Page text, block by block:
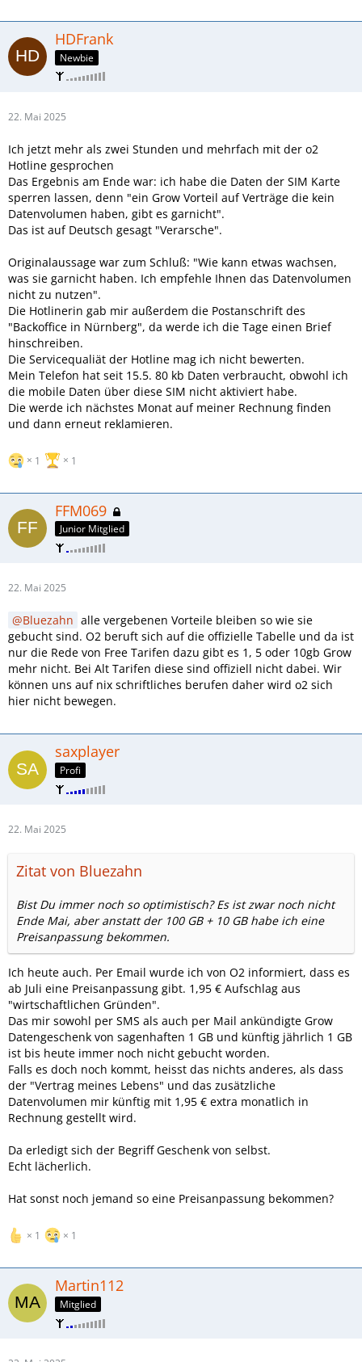
HDFrank
Newbie
22. Mai 2025
Ich jetzt mehr als zwei Stunden und mehrfach mit der o2
Hotline gesprochen
Das Ergebnis am Ende war: ich habe die Daten der SIM Karte
sperren lassen, denn "ein Grow Vorteil auf Verträge die kein
Datenvolumen haben, gibt es garnicht".
Das ist auf Deutsch gesagt "Verarsche".
Originalaussage war zum Schluß: "Wie kann etwas wachsen,
was sie garnicht haben. Ich empfehle Ihnen das Datenvolumen
nicht zu nutzen".
Die Hotlinerin gab mir außerdem die Postanschrift des
"Backoffice in Nürnberg", da werde ich die Tage einen Brief
hinschreiben.
Die Servicequaliät der Hotline mag ich nicht bewerten.
Mein Telefon hat seit 15.5. 80 kb Daten verbraucht, obwohl ich
die mobile Daten über diese SIM nicht aktiviert habe.
Die werde ich nächstes Monat auf meiner Rechnung finden
und dann erneut reklamieren.
1 1
FFM069
Junior Mitglied
22. Mai 2025
Bluezahn alle vergebenen Vorteile bleiben so wie sie
gebucht sind. O2 beruft sich auf die offizielle Tabelle und da ist
nur die Rede von Free Tarifen dazu gibt es 1, 5 oder 10gb Grow
mehr nicht. Bei Alt Tarifen diese sind offiziell nicht dabei. Wir
können uns auf nix schriftliches berufen daher wird o2 sich
hier nicht bewegen.
saxplayer
Profi
22. Mai 2025
Zitat von Bluezahn
Bist Du immer noch so optimistisch? Es ist zwar noch nicht
Ende Mai, aber anstatt der 100 GB + 10 GB habe ich eine
Preisanpassung bekommen.
Ich heute auch. Per Email wurde ich von O2 informiert, dass es
ab Juli eine Preisanpassung gibt. 1,95 € Aufschlag aus
"wirtschaftlichen Gründen".
Das mir sowohl per SMS als auch per Mail ankündigte Grow
Datengeschenk von sagenhaften 1 GB und künftig jährlich 1 GB
ist bis heute immer noch nicht gebucht worden.
Falls es doch noch kommt, heisst das nichts anderes, als dass
der "Vertrag meines Lebens" und das zusätzliche
Datenvolumen mir künftig mit 1,95 € extra monatlich in
Rechnung gestellt wird.
Da erledigt sich der Begriff Geschenk von selbst.
Echt lächerlich.
Hat sonst noch jemand so eine Preisanpassung bekommen?
1 1
Martin112
Mitglied